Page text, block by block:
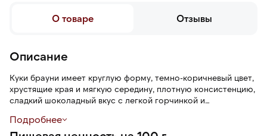
О товаре Отзывы
Описание
Куки брауни имеет круглую форму, темно-коричневый цвет,
хрустящие края и мягкую середину, плотную консистенцию,
сладкий шоколадный вкус с легкой горчинкой и
Подробнее